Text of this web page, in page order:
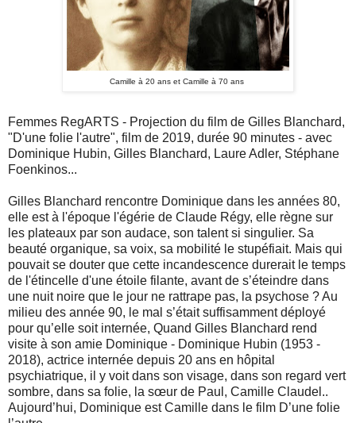
Camille à 20 ans et Camille à 70 ans
Femmes RegARTS - Projection du film de Gilles Blanchard,
"D'une folie l'autre", film de 2019, durée 90 minutes - avec
Dominique Hubin, Gilles Blanchard, Laure Adler, Stéphane
Foenkinos...
Gilles Blanchard rencontre Dominique dans les années 80,
elle est à l'époque l'égérie de Claude Régy, elle règne sur
les plateaux par son audace, son talent si singulier. Sa
beauté organique, sa voix, sa mobilité le stupéfiait. Mais qui
pouvait se douter que cette incandescence durerait le temps
de l'étincelle d'une étoile filante, avant de s’éteindre dans
une nuit noire que le jour ne rattrape pas, la psychose ? Au
milieu des année 90, le mal s’était suffisamment déployé
pour qu’elle soit internée, Quand Gilles Blanchard rend
visite à son amie Dominique - Dominique Hubin (1953 -
2018), actrice internée depuis 20 ans en hôpital
psychiatrique, il y voit dans son visage, dans son regard vert
sombre, dans sa folie, la sœur de Paul, Camille Claudel..
Aujourd’hui, Dominique est Camille dans le film D’une folie